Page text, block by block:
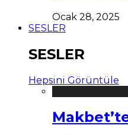
Ocak 28, 2025
SESLER
SESLER
Hepsini Görüntüle